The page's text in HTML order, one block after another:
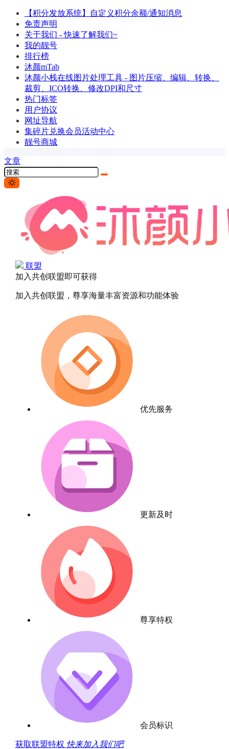
【积分发放系统】自定义积分余额/通知消息
免责声明
关于我们 - 快速了解我们~
我的靓号
排行榜
沐颜mTab
沐颜小栈在线图片处理工具 - 图片压缩、编辑、转换、
裁剪、ICO转换、修改DPI和尺寸
热门标签
用户协议
网址导航
集碎片兑换会员活动中心
靓号商城
文章
联盟
加入共创联盟即可获得
加入共创联盟，尊享海量丰富资源和功能体验
优先服务
更新及时
尊享特权
会员标识
获取联盟特权 快来加入我们吧